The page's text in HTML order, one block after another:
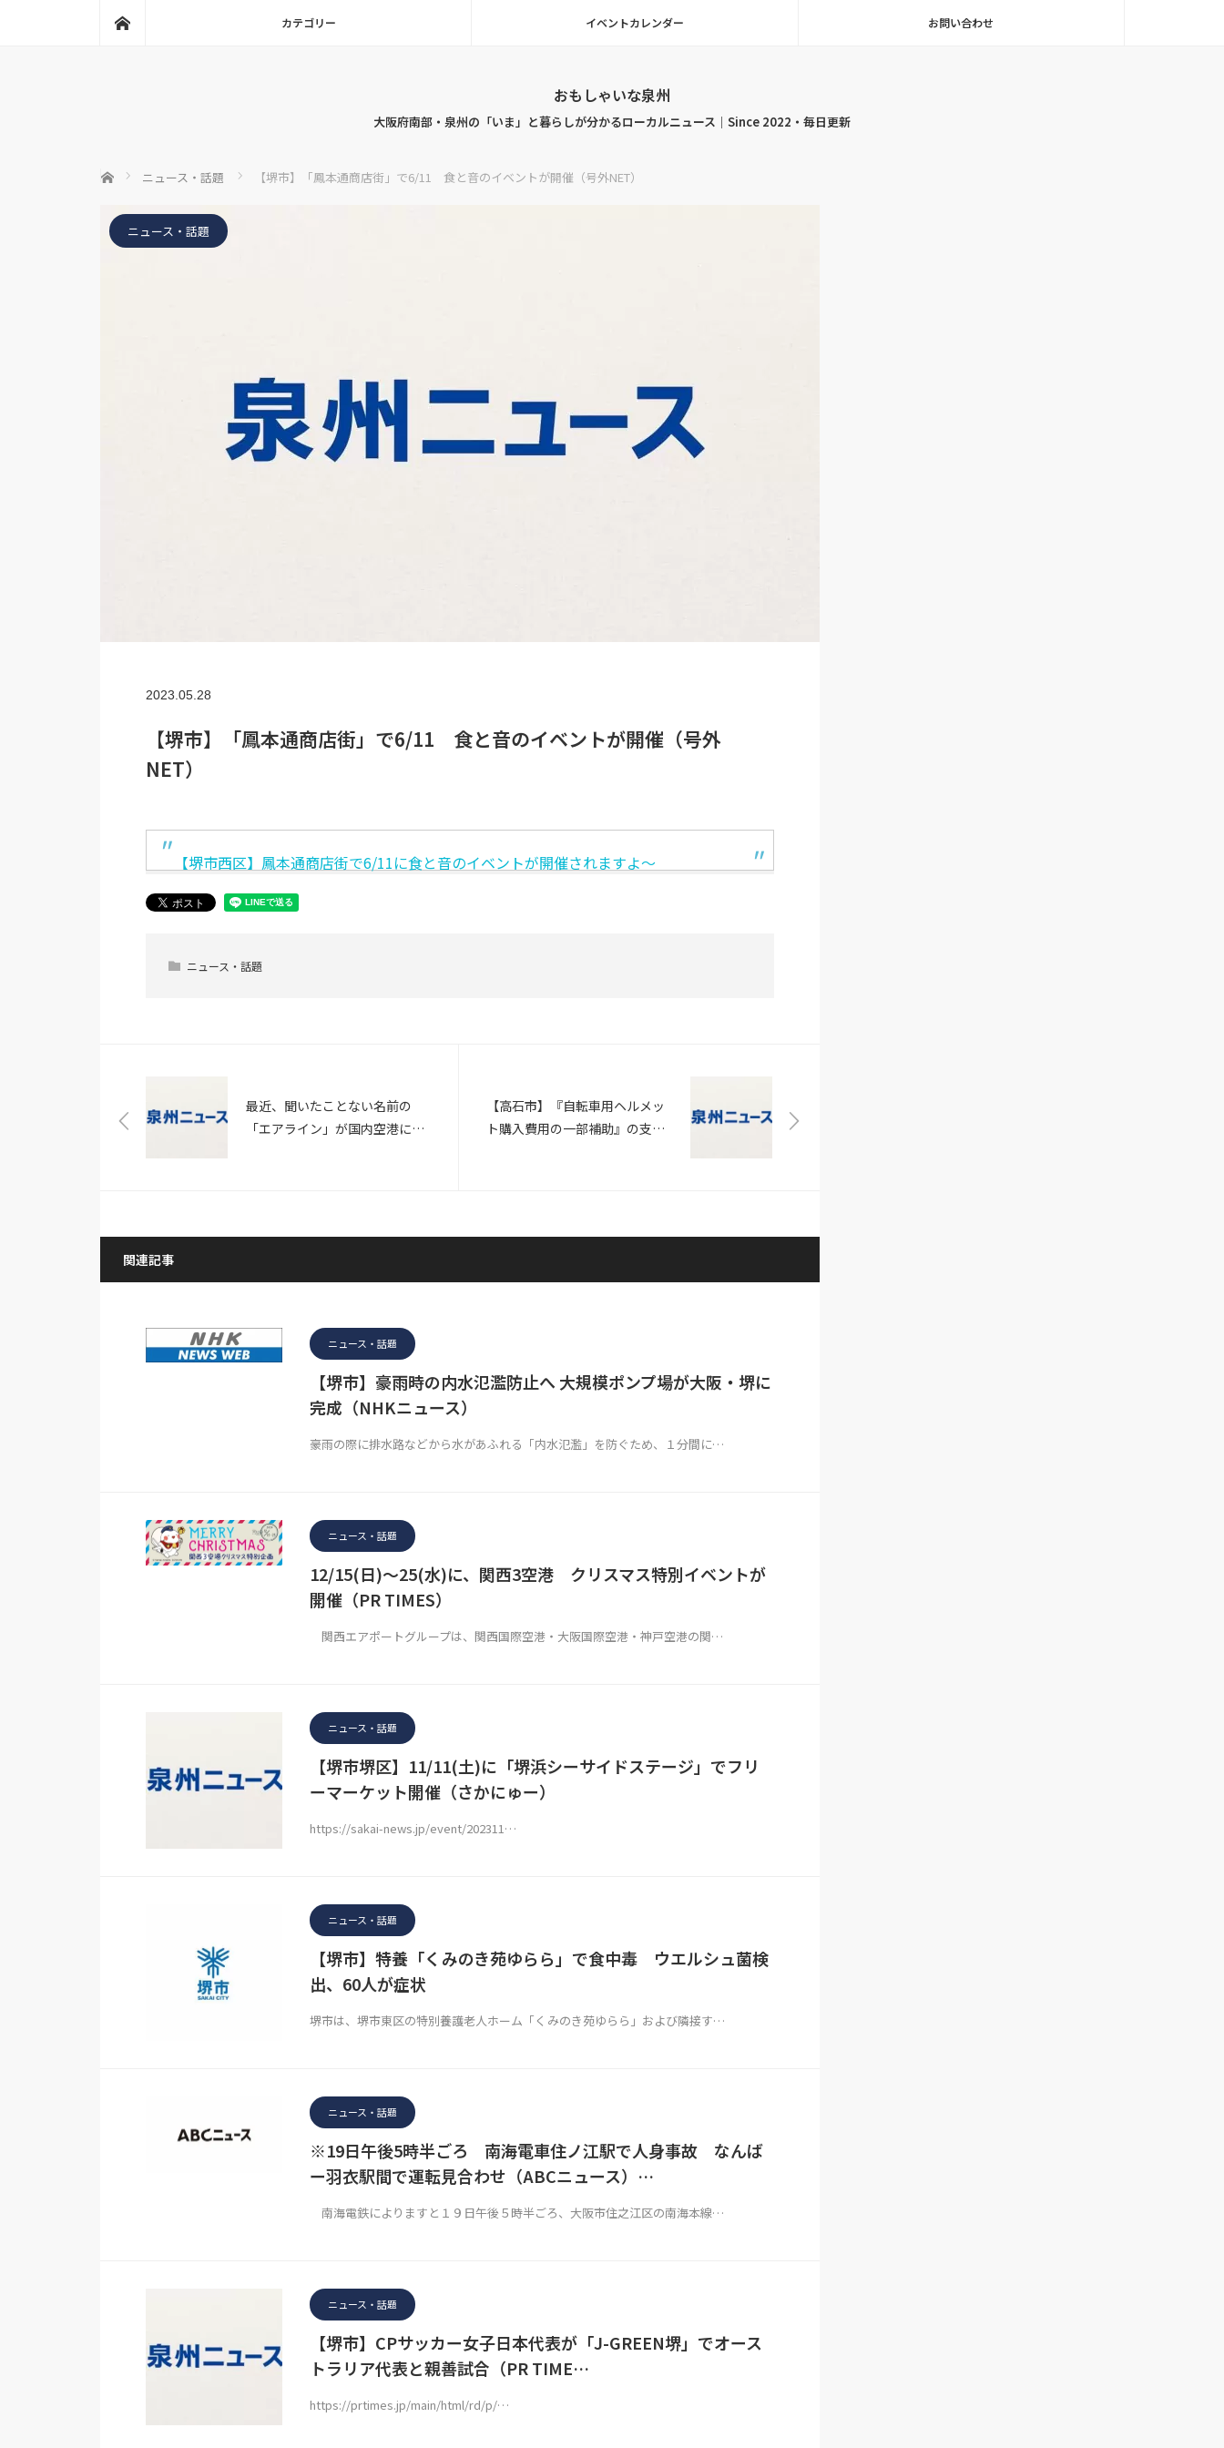
カテゴリー イベントカレンダー お問い合わせ
おもしゃいな泉州
大阪府南部・泉州の「いま」と暮らしが分かるローカルニュース｜Since 2022・毎日更新
ホーム ニュース・話題 【堺市】「鳳本通商店街」で6/11 食と音のイベントが開催（号外NET）
ニュース・話題
2023.05.28
【堺市】「鳳本通商店街」で6/11 食と音のイベントが開催（号外
NET）
【堺市西区】鳳本通商店街で6/11に食と音のイベントが開催されますよ～
ニュース・話題
最近、聞いたことない名前の
「エアライン」が国内空港に
【高石市】『自転車用ヘルメッ
ト購入費用の一部補助』の支給
関連記事
ニュース・話題
【堺市】豪雨時の内水氾濫防止へ 大規模ポンプ場が大阪・堺に
完成（NHKニュース）
豪雨の際に排水路などから水があふれる「内水氾濫」を防ぐため、１分間に…
ニュース・話題
12/15(日)～25(水)に、関西3空港 クリスマス特別イベントが
開催（PR TIMES）
関西エアポートグループは、関西国際空港・大阪国際空港・神戸空港の関…
ニュース・話題
【堺市堺区】11/11(土)に「堺浜シーサイドステージ」でフリ
ーマーケット開催（さかにゅー）
https://sakai-news.jp/event/202311…
ニュース・話題
【堺市】特養「くみのき苑ゆらら」で食中毒 ウエルシュ菌検
出、60人が症状
堺市は、堺市東区の特別養護老人ホーム「くみのき苑ゆらら」および隣接す…
ニュース・話題
※19日午後5時半ごろ 南海電車住ノ江駅で人身事故 なんば
ー羽衣駅間で運転見合わせ（ABCニュース）…
南海電鉄によりますと１９日午後５時半ごろ、大阪市住之江区の南海本線…
ニュース・話題
【堺市】CPサッカー女子日本代表が「J-GREEN堺」でオース
トラリア代表と親善試合（PR TIME…
https://prtimes.jp/main/html/rd/p/…